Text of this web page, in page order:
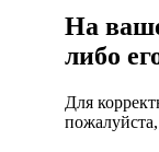
На
либо
Для
пожалуйста,